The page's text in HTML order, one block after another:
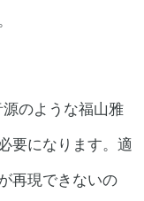
のような福山雅
要になります。適
再現できないの